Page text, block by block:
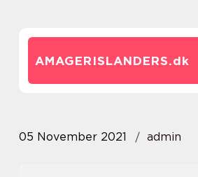
AMAGERISLANDERS.dk
05 November 2021 admin